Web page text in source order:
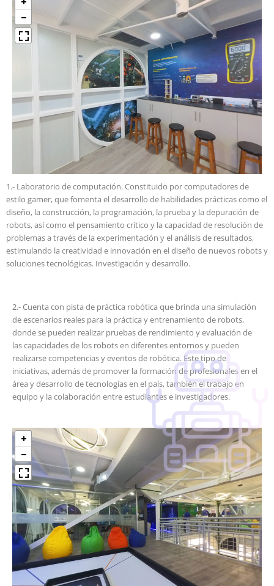
1.- Laboratorio de computación. Constituido por computadores de
estilo gamer, que fomenta el desarrollo de habilidades prácticas como el
diseño, la construcción, la programación, la prueba y la depuración de
robots, así como el pensamiento crítico y la capacidad de resolución de
problemas a través de la experimentación y el análisis de resultados,
estimulando la creatividad e innovación en el diseño de nuevos robots y
soluciones tecnológicas. Investigación y desarrollo.
2.- Cuenta con pista de práctica robótica que brinda una simulación
de escenarios reales para la práctica y entrenamiento de robots,
donde se pueden realizar pruebas de rendimiento y evaluación de
las capacidades de los robots en diferentes entornos y pueden
realizarse competencias y eventos de robótica. Este tipo de
iniciativas, además de promover la formación de profesionales en el
área y desarrollo de tecnologías en el país, también el trabajo en
equipo y la colaboración entre estudiantes e investigadores.